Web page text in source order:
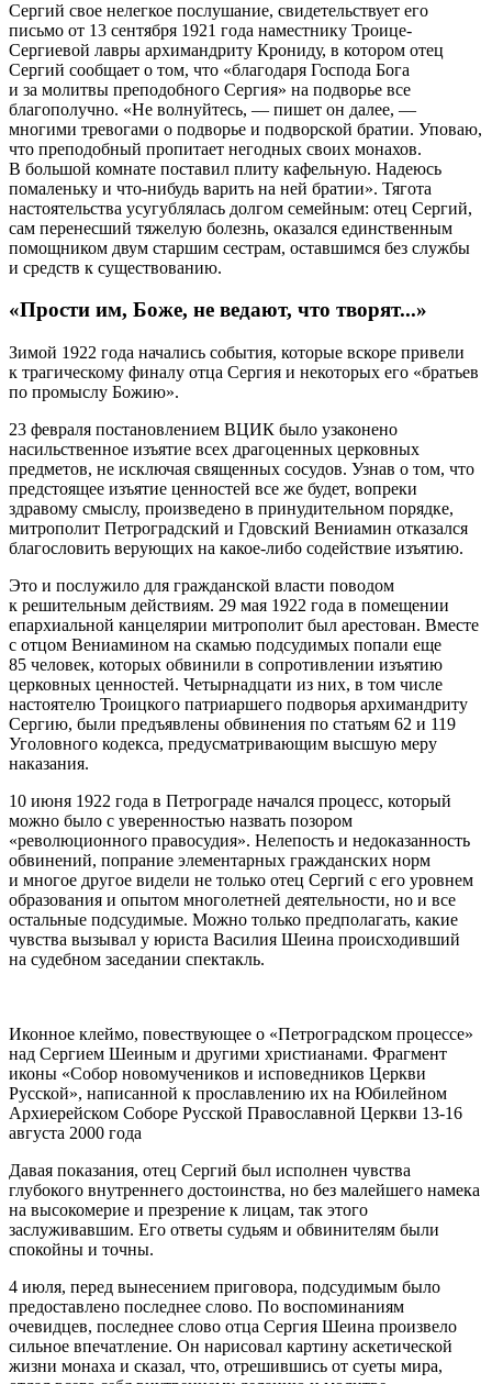
Сергий свое нелегкое послушание, свидетельствует его
письмо от 13 сентября 1921 года наместнику Троице-
Сергиевой лавры архимандриту Крониду, в котором отец
Сергий сообщает о том, что «благодаря Господа Бога
и за молитвы преподобного Сергия» на подворье все
благополучно. «Не волнуйтесь, — пишет он далее, —
многими тревогами о подворье и подворской братии. Уповаю,
что преподобный пропитает негодных своих монахов.
В большой комнате поставил плиту кафельную. Надеюсь
помаленьку и что-нибудь варить на ней братии». Тягота
настоятельства усугублялась долгом семейным: отец Сергий,
сам перенесший тяжелую болезнь, оказался единственным
помощником двум старшим сестрам, оставшимся без службы
и средств к существованию.
«Прости им, Боже, не ведают, что творят...»
Зимой 1922 года начались события, которые вскоре привели
к трагическому финалу отца Сергия и некоторых его «братьев
по промыслу Божию».
23 февраля постановлением ВЦИК было узаконено
насильственное изъятие всех драгоценных церковных
предметов, не исключая священных сосудов. Узнав о том, что
предстоящее изъятие ценностей все же будет, вопреки
здравому смыслу, произведено в принудительном порядке,
митрополит Петроградский и Гдовский Вениамин отказался
благословить верующих на какое-либо содействие изъятию.
Это и послужило для гражданской власти поводом
к решительным действиям. 29 мая 1922 года в помещении
епархиальной канцелярии митрополит был арестован. Вместе
с отцом Вениамином на скамью подсудимых попали еще
85 человек, которых обвинили в сопротивлении изъятию
церковных ценностей. Четырнадцати из них, в том числе
настоятелю Троицкого патриаршего подворья архимандриту
Сергию, были предъявлены обвинения по статьям 62 и 119
Уголовного кодекса, предусматривающим высшую меру
наказания.
10 июня 1922 года в Петрограде начался процесс, который
можно было с уверенностью назвать позором
«революционного правосудия». Нелепость и недоказанность
обвинений, попрание элементарных гражданских норм
и многое другое видели не только отец Сергий с его уровнем
образования и опытом многолетней деятельности, но и все
остальные подсудимые. Можно только предполагать, какие
чувства вызывал у юриста Василия Шеина происходивший
на судебном заседании спектакль.
Иконное клеймо, повествующее о «Петроградском процессе»
над Сергием Шеиным и другими христианами. Фрагмент
иконы «Собор новомучеников и исповедников Церкви
Русской», написанной к прославлению их на Юбилейном
Архиерейском Соборе Русской Православной Церкви 13-16
августа 2000 года
Давая показания, отец Сергий был исполнен чувства
глубокого внутреннего достоинства, но без малейшего намека
на высокомерие и презрение к лицам, так этого
заслуживавшим. Его ответы судьям и обвинителям были
спокойны и точны.
4 июля, перед вынесением приговора, подсудимым было
предоставлено последнее слово. По воспоминаниям
очевидцев, последнее слово отца Сергия Шеина произвело
сильное впечатление. Он нарисовал картину аскетической
жизни монаха и сказал, что, отрешившись от суеты мира,